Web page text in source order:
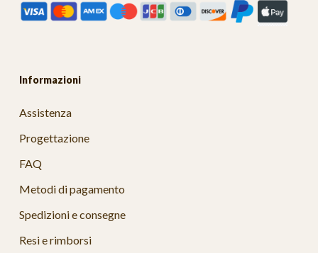
Informazioni
Assistenza
Progettazione
FAQ
Metodi di pagamento
Spedizioni e consegne
Resi e rimborsi